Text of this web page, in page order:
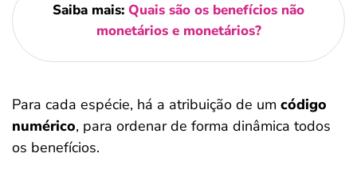
Saiba mais: Quais são os benefícios não
monetários e monetários?
Para cada espécie, há a atribuição de um código
numérico, para ordenar de forma dinâmica todos
os benefícios.